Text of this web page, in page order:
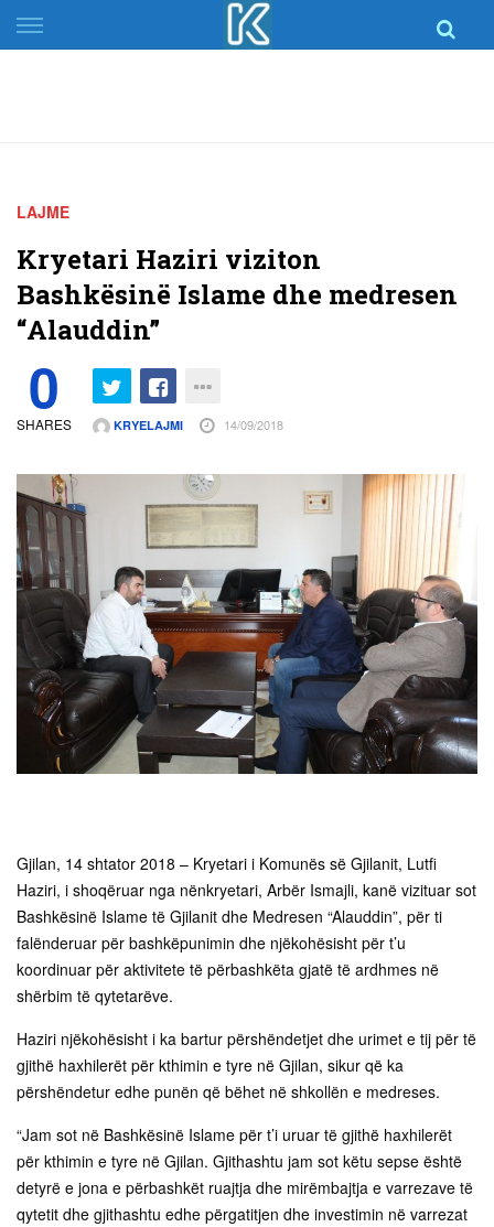
Skip
to
LAJME
Kryetari Haziri viziton
Bashkësinë Islame dhe medresen
“Alauddin”
0
SHARES KRYELAJMI 14/09/2018
Gjilan, 14 shtator 2018 – Kryetari i Komunës së Gjilanit, Lutfi
Haziri, i shoqëruar nga nënkryetari, Arbër Ismajli, kanë vizituar sot
Bashkësinë Islame të Gjilanit dhe Medresen “Alauddin”, për ti
falënderuar për bashkëpunimin dhe njëkohësisht për t’u
koordinuar për aktivitete të përbashkëta gjatë të ardhmes në
shërbim të qytetarëve.
Haziri njëkohësisht i ka bartur përshëndetjet dhe urimet e tij për të
gjithë haxhilerët për kthimin e tyre në Gjilan, sikur që ka
përshëndetur edhe punën që bëhet në shkollën e medreses.
“Jam sot në Bashkësinë Islame për t’i uruar të gjithë haxhilerët
për kthimin e tyre në Gjilan. Gjithashtu jam sot këtu sepse është
detyrë e jona e përbashkët ruajtja dhe mirëmbajtja e varrezave të
qytetit dhe gjithashtu edhe përgatitjen dhe investimin në varrezat